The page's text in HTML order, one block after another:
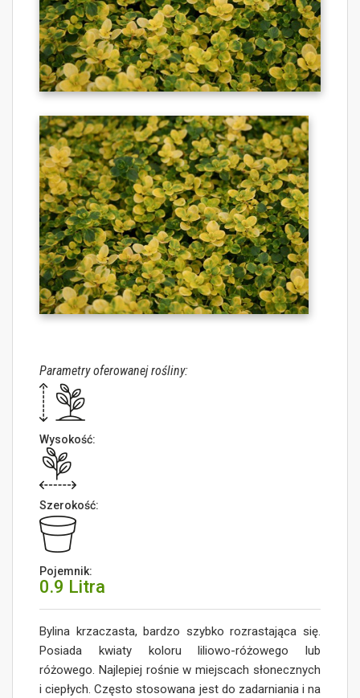
Parametry oferowanej rośliny:
Wysokość:
Szerokość:
Pojemnik:
0.9 Litra
Bylina krzaczasta, bardzo szybko rozrastająca się.
Posiada kwiaty koloru liliowo-różowego lub
różowego. Najlepiej rośnie w miejscach słonecznych
i ciepłych. Często stosowana jest do zadarniania i na